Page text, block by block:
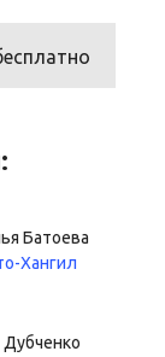
Батоева
Хангил
Дубченко